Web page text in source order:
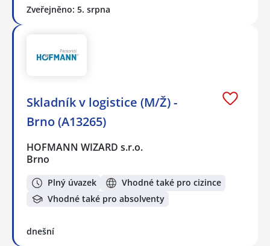
Zveřejněno: 5. srpna
Skladník v logistice (M/Ž) -
Brno (A13265)
HOFMANN WIZARD s.r.o.
Brno
Plný úvazek
Vhodné také pro cizince
Vhodné také pro absolventy
dnešní